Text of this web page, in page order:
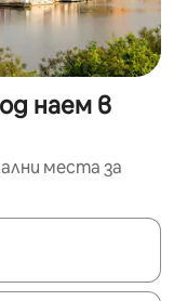
наем в
места за